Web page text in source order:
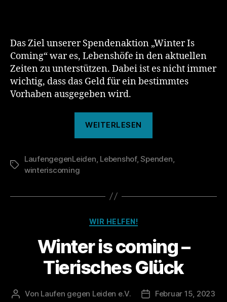
Tierfreiheit
Das Ziel unserer Spendenaktion „Winter Is
Coming“ war es, Lebenshöfe in den aktuellen
Zeiten zu unterstützen. Dabei ist es nicht immer
wichtig, dass das Geld für ein bestimmtes
Vorhaben ausgegeben wird.
WEITERLESEN
–
Schlagwörter
LaufengegenLeiden, Lebenshof,Spenden,
winteriscoming
Kategorien
WIR HELFEN!
Winter is coming –
Tierisches Glück
Beitragsautor
Von Laufen gegen Leiden e.V.
Februar 15, 2023